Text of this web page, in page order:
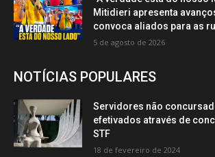
Mitidieri apresenta
convoca aliados para as
5 de agosto de 2026
NOTÍCIAS POPULARES
Servidores não
efetivados através de
STF
18 de fevereiro de 2024